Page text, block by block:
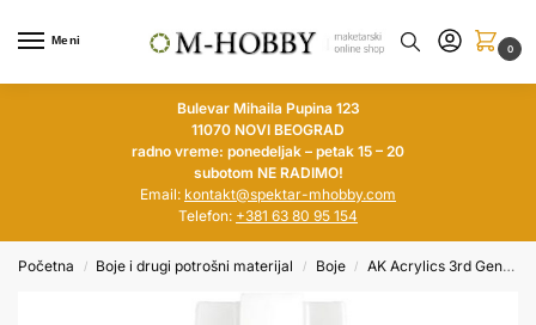
Meni
0
Bulevar Mihaila Pupina 123
11070 NOVI BEOGRAD
radno vreme: ponedeljak – petak 15 – 20
subotom NE RADIMO!
Email: kontakt@spektar-mhobby.com
Telefon: +381 63 80 95 154
Početna / Boje i drugi potrošni materijal / Boje / AK Acrylics 3rd Generation